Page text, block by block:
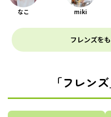
なこ miki
フレンズを
「フレン